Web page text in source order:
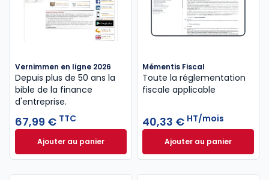
Vernimmen en ligne 2026
Depuis plus de 50 ans la
bible de la finance
d'entreprise.
67,99 € TTC
Ajouter au panierVernimmen en ligne 2026 à 67,99 € TTC
Mémentis Fiscal
Toute la réglementation
fiscale applicable
40,33 € HT/mois
Ajouter au panier
Mémentis Fiscal